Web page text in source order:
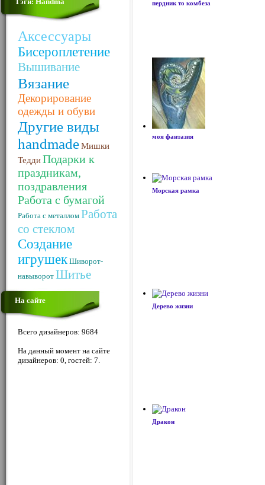
Аксессуары
Бисероплетение
Вышивание
Вязание
Декорирование
одежды и обуви
Другие виды
handmadeМишки
ТеддиПодарки к
праздникам,
поздравления
Работа с бумагой
Работа с металлом Работа
со стеклом
Создание
игрушек Шиворот-
навыворот Шитье
На сайте
Всего дизайнеров: 9684
На данный момент на сайте
дизайнеров: 0, гостей: 7.
пердник то комбеза
моя фантазия
Морская рамка
Дерево жизни
Дракон